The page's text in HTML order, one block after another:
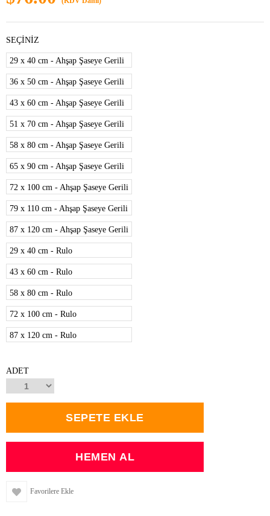
SEÇİNİZ
29 x 40 cm - Ahşap Şaseye Gerili
36 x 50 cm - Ahşap Şaseye Gerili
43 x 60 cm - Ahşap Şaseye Gerili
51 x 70 cm - Ahşap Şaseye Gerili
58 x 80 cm - Ahşap Şaseye Gerili
65 x 90 cm - Ahşap Şaseye Gerili
72 x 100 cm - Ahşap Şaseye Gerili
79 x 110 cm - Ahşap Şaseye Gerili
87 x 120 cm - Ahşap Şaseye Gerili
29 x 40 cm - Rulo
43 x 60 cm - Rulo
58 x 80 cm - Rulo
72 x 100 cm - Rulo
87 x 120 cm - Rulo
ADET
Favorilere Ekle